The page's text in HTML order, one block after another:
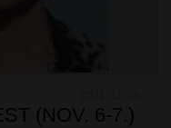
(NOV. 6-7.)